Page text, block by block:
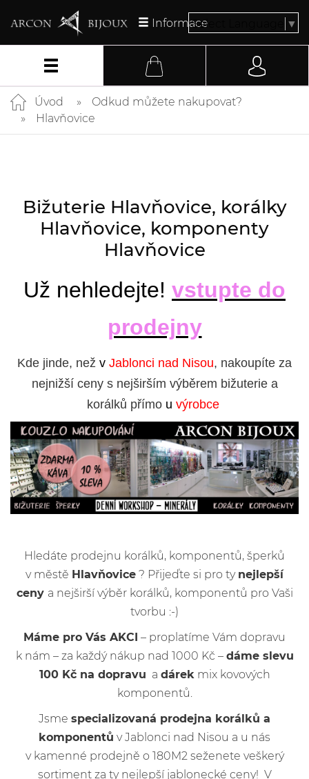
InformaceSelect Language ▼
Úvod
Odkud můžete nakupovat?
Hlavňovice
Bižuterie Hlavňovice, korálky
Hlavňovice, komponenty
Hlavňovice
Už nehledejte! vstupte do
prodejny
Kde jinde, než v Jablonci nad Nisou, nakoupíte za
nejnižší ceny s nejširším výběrem bižuterie a
korálků přímo u výrobce
Hledáte prodejnu korálků, komponentů, šperků
v městě Hlavňovice ? Přijeďte si pro ty nejlepší
ceny a nejširší výběr korálků, komponentů pro Vaši
tvorbu :-)
Máme pro Vás AKCI – proplatíme Vám dopravu
k nám – za každý nákup nad 1000 Kč – dáme slevu
100 Kč na dopravu a dárek mix kovových
komponentů.
Jsme specializovaná prodejna korálků a
komponentů v Jablonci nad Nisou a u nás
v kamenné prodejně o 180M2 seženete veškerý
sortiment za ty nejlepší jablonecké ceny! V